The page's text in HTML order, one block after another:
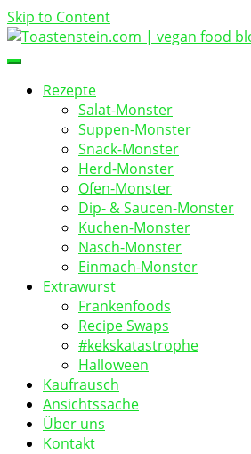
Skip to Content
Toastenstein.com
vegan food blog
Rezepte
Salat-Monster
Suppen-Monster
Snack-Monster
Herd-Monster
Ofen-Monster
Dip- & Saucen-Monster
Kuchen-Monster
Nasch-Monster
Einmach-Monster
Extrawurst
Frankenfoods
Recipe Swaps
#kekskatastrophe
Halloween
Kaufrausch
Ansichtssache
Über uns
Kontakt